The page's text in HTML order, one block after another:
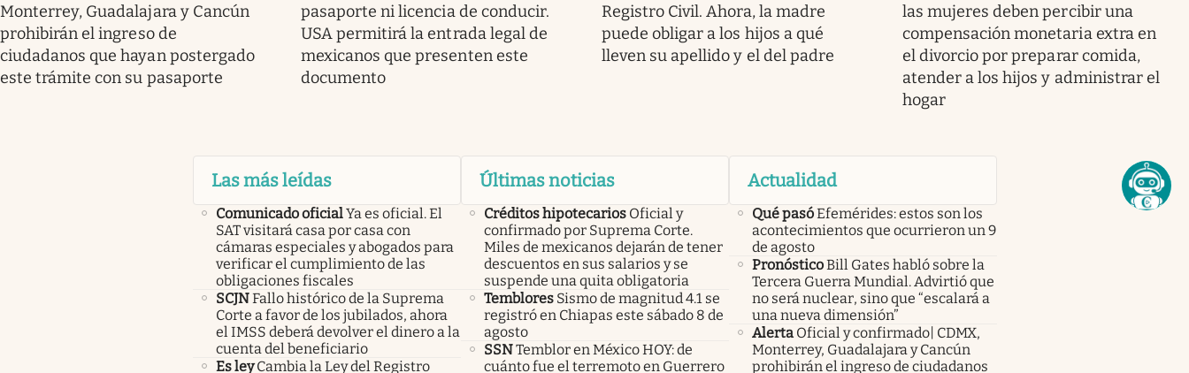
Monterrey, Guadalajara y Cancún
prohibirán el ingreso de
ciudadanos que hayan postergado
este trámite con su pasaporte
pasaporte ni licencia de conducir.
USA permitirá la entrada legal de
mexicanos que presenten este
documento
Registro Civil. Ahora, la madre
puede obligar a los hijos a qué
lleven su apellido y el del padre
las mujeres deben percibir una
compensación monetaria extra en
el divorcio por preparar comida,
atender a los hijos y administrar el
hogar
Las más leídas
Comunicado oficialYa es oficial. El
SAT visitará casa por casa con
cámaras especiales y abogados para
verificar el cumplimiento de las
obligaciones fiscales
SCJNFallo histórico de la Suprema
Corte a favor de los jubilados, ahora
el IMSS deberá devolver el dinero a la
cuenta del beneficiario
Es ley Cambia la Ley del Registro
Últimas noticias
Créditos hipotecarios Oficial y
confirmado por Suprema Corte.
Miles de mexicanos dejarán de tener
descuentos en sus salarios y se
suspende una quita obligatoria
Temblores Sismo de magnitud 4.1 se
registró en Chiapas este sábado 8 de
agosto
SSNTemblor en México HOY: de
cuánto fue el terremoto en Guerrero
Actualidad
Qué pasóEfemérides: estos son los
acontecimientos que ocurrieron un 9
de agosto
PronósticoBill Gates habló sobre la
Tercera Guerra Mundial. Advirtió que
no será nuclear, sino que “escalará a
una nueva dimensión”
Alerta Oficial y confirmado| CDMX,
Monterrey, Guadalajara y Cancún
prohibirán el ingreso de ciudadanos